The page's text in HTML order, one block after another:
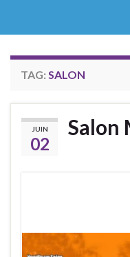
TAG: SALON
JUIN
02
Salon